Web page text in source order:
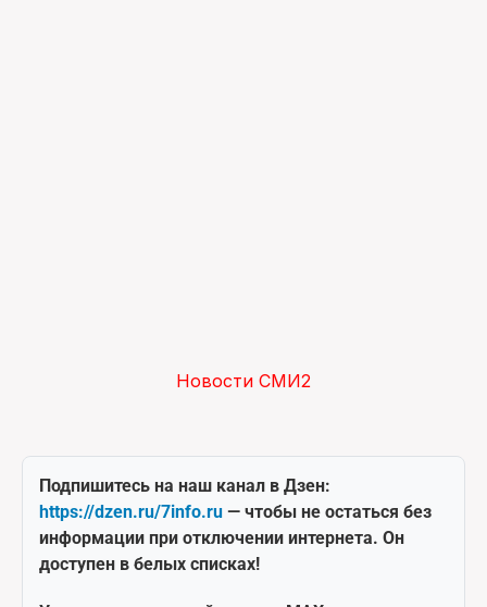
Новости СМИ2
Подпишитесь на наш канал в Дзен:
https://dzen.ru/7info.ru — чтобы не остаться без
информации при отключении интернета. Он
доступен в белых списках!